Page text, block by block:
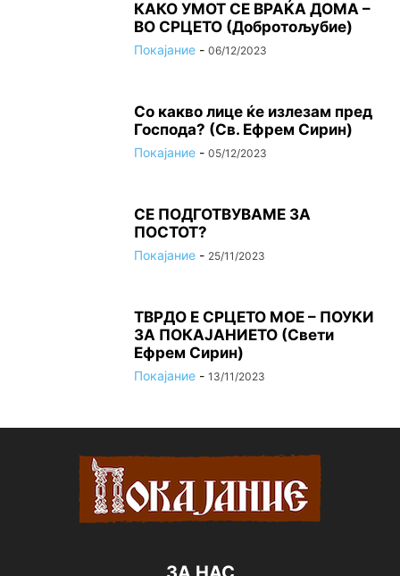
КАКО УМОТ СЕ ВРАЌА ДОМА –
ВО СРЦЕТО (Добротољубие)
Покајание - 06/12/2023
Со какво лице ќе излезам пред
Господа? (Св. Ефрем Сирин)
Покајание - 05/12/2023
СЕ ПОДГОТВУВАМЕ ЗА
ПОСТОТ?
Покајание - 25/11/2023
ТВРДО Е СРЦЕТО МОЕ – ПОУКИ
ЗА ПОКАЈАНИЕТО (Свети
Ефрем Сирин)
Покајание - 13/11/2023